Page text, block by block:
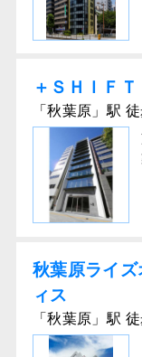
＋ＳＨＩＦ
「秋葉原」駅
秋葉原ライ
ィス
「秋葉原」駅